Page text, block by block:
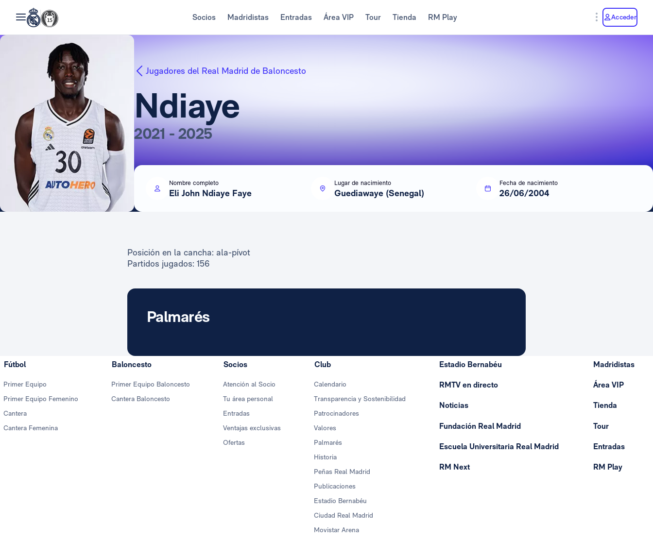
Socios Madridistas Entradas Área VIP Tour Tienda RM Play Acceder
Jugadores del Real Madrid de Baloncesto
Ndiaye
2021 - 2025
Nombre completo
Eli John Ndiaye Faye
Lugar de nacimiento
Guediawaye (Senegal)
Fecha de nacimiento
26/06/2004
Posición en la cancha: ala-pívot
Partidos jugados: 156
Palmarés
Fútbol
Primer Equipo
Primer Equipo Femenino
Cantera
Cantera Femenina
Baloncesto
Primer Equipo Baloncesto
Cantera Baloncesto
Socios
Atención al Socio
Tu área personal
Entradas
Ventajas exclusivas
Ofertas
Club
Calendario
Transparencia y Sostenibilidad
Patrocinadores
Valores
Palmarés
Historia
Peñas Real Madrid
Publicaciones
Estadio Bernabéu
Ciudad Real Madrid
Movistar Arena
Estadio Bernabéu
RMTV en directo
Noticias
Fundación Real Madrid
Escuela Universitaria Real Madrid
RM Next
Madridistas
Área VIP
Tienda
Tour
Entradas
RM Play